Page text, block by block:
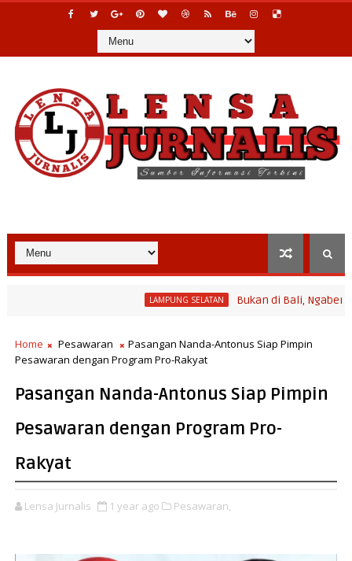
LAMPUNG SELATAN Bukan di Bali, Ngaben Massal
Home Pesawaran
Pasangan Nanda-Antonus Siap Pimpin
Pesawaran dengan Program Pro-Rakyat
Pasangan Nanda-Antonus Siap Pimpin
Pesawaran dengan Program Pro-
Rakyat
Lensa Jurnalis 1 year ago Pesawaran,